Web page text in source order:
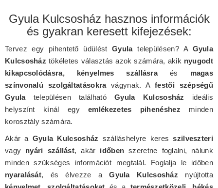
Gyula Kulcsosház hasznos információk
és gyakran keresett kifejezések:
Tervez egy pihentető üdüléstGyulatelepülésen? A Gyula
Kulcsosház tökéletes választás azok számára, akik nyugodt
kikapcsolódásra, kényelmes szállásraés magas
színvonalú szolgáltatásokravágynak. Afestői szépségű
Gyulatelepülésen találhatóGyula Kulcsosház
ideális
helyszínt kínál egyemlékezetes pihenéshez minden
korosztály számára.
Akár a Gyula Kulcsosház szálláshelyre keresszilveszteri
vagy nyári szállást, akár időben szeretne foglalni, nálunk
minden szükséges információt megtalál. Foglalja le időben
nyaralását, és élvezze aGyula Kulcsosház nyújtotta